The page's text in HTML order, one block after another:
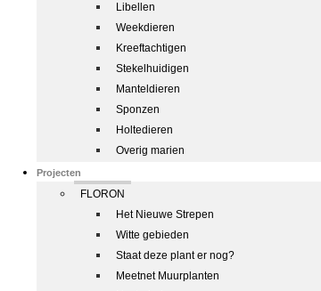
Libellen
Weekdieren
Kreeftachtigen
Stekelhuidigen
Manteldieren
Sponzen
Holtedieren
Overig marien
Projecten
FLORON
Het Nieuwe Strepen
Witte gebieden
Staat deze plant er nog?
Meetnet Muurplanten